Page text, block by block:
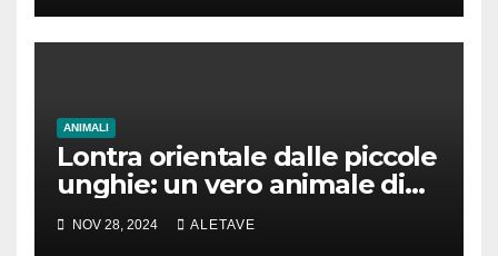
ANIMALI
Lontra orientale dalle piccole
unghie: un vero animale di
cui parlare
NOV 28, 2024 ALETAVE